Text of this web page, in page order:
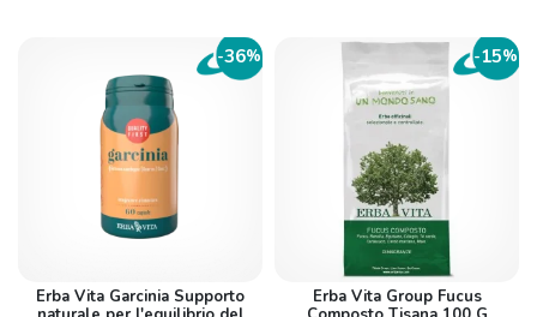
-36%
Erba Vita Garcinia Supporto
-15%
Erba Vita Group Fucus